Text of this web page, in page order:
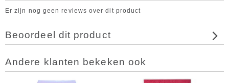
Er zijn nog geen reviews over dit product
Beoordeel dit product
Andere klanten bekeken ook